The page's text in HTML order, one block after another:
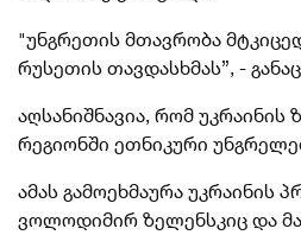
"უნგრეთის მთავრობა
რუსეთის თავდასხმას”, -
აღსანიშნავია, რომ უკრაინის
რეგიონში ეთნიკური
ამას გამოეხმაურა უკრაინის
ვოლოდიმირ ზელენსკიც და